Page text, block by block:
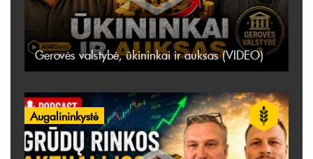
Gerovės valstybė, ūkininkai ir auksas (VIDEO)
Augalininkystė